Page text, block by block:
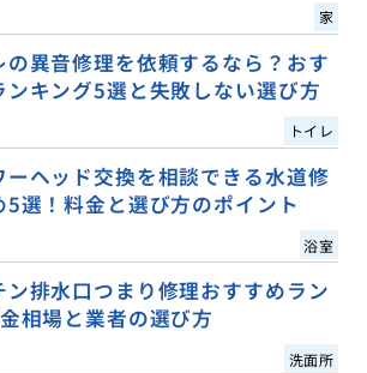
家
異音修理を依頼するなら？おす
ンキング5選と失敗しない選び方
トイレ
ヘッド交換を相談できる水道修
選！料金と選び方のポイント
浴室
排水口つまり修理おすすめラン
相場と業者の選び方
洗面所